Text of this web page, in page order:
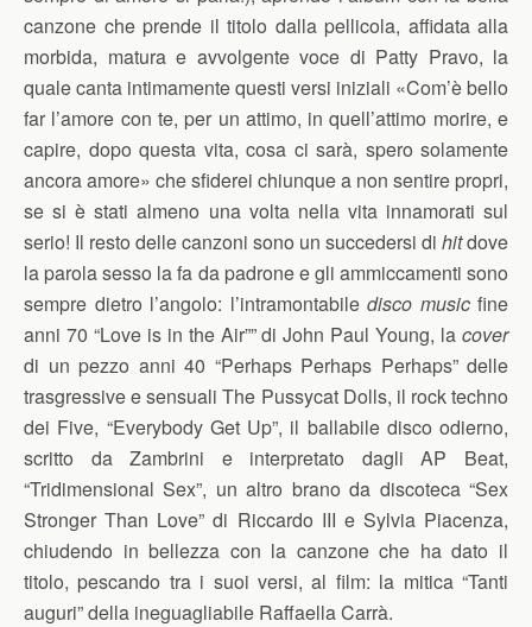
canzone che prende il titolo dalla pellicola, affidata alla
morbida, matura e avvolgente voce di Patty Pravo, la
quale canta intimamente questi versi iniziali «Com’è bello
far l’amore con te, per un attimo, in quell’attimo morire, e
capire, dopo questa vita, cosa ci sarà, spero solamente
ancora amore» che sfiderei chiunque a non sentire propri,
se si è stati almeno una volta nella vita innamorati sul
serio! Il resto delle canzoni sono un succedersi di hitdove
la parola sesso la fa da padrone e gli ammiccamenti sono
sempre dietro l’angolo: l’intramontabile disco musicfine
anni 70 “Love is in the Air”” di John Paul Young, la cover
di un pezzo anni 40 “Perhaps Perhaps Perhaps” delle
trasgressive e sensuali The Pussycat Dolls, il rock techno
dei Five, “Everybody Get Up”, il ballabile disco odierno,
scritto da Zambrini e interpretato dagli AP Beat,
“Tridimensional Sex”, un altro brano da discoteca “Sex
Stronger Than Love” di Riccardo III e Sylvia Piacenza,
chiudendo in bellezza con la canzone che ha dato il
titolo, pescando tra i suoi versi, al film: la mitica “Tanti
auguri” della ineguagliabile Raffaella Carrà.